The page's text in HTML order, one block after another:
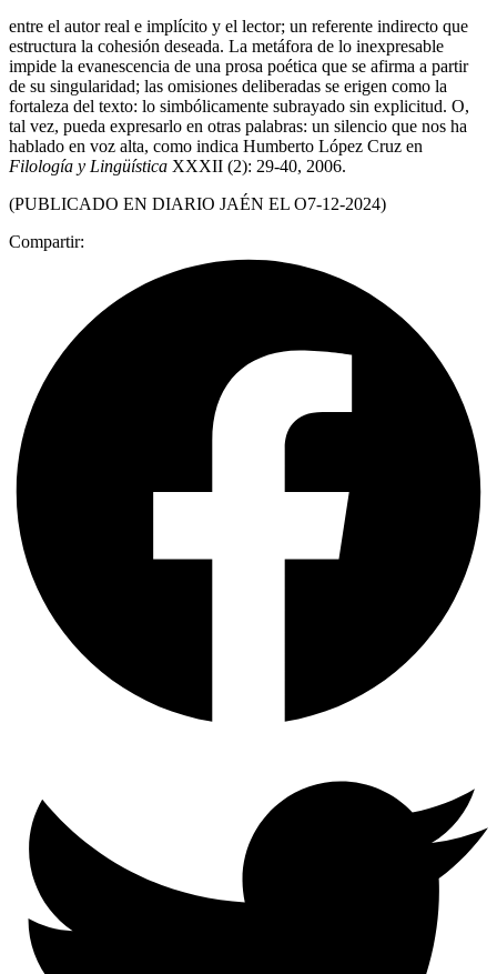
entre el autor real e implícito y el lector; un referente indirecto que
estructura la cohesión deseada. La metáfora de lo inexpresable
impide la evanescencia de una prosa poética que se afirma a partir
de su singularidad; las omisiones deliberadas se erigen como la
fortaleza del texto: lo simbólicamente subrayado sin explicitud. O,
tal vez, pueda expresarlo en otras palabras: un silencio que nos ha
hablado en voz alta, como indica Humberto López Cruz en
Filología y Lingüística XXXII (2): 29-40, 2006.
(PUBLICADO EN DIARIO JAÉN EL O7-12-2024)
Compartir: